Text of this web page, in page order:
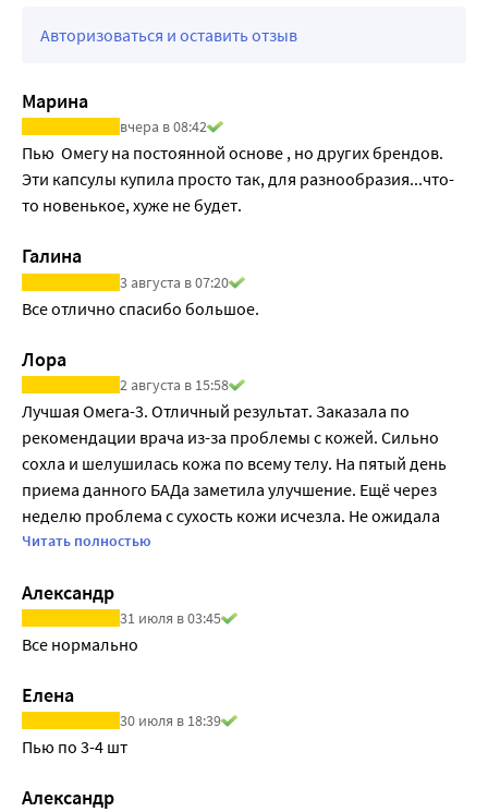
Авторизоваться и оставить отзыв
Марина
вчера в 08:42
Пью  Омегу на постоянной основе , но других брендов.
Эти капсулы купила просто так, для разнообразия...что-
то новенькое, хуже не будет.
Галина
3 августа в 07:20
Все отлично спасибо большое.
Лора
2 августа в 15:58
Лучшая Омега-3. Отличный результат. Заказала по
рекомендации врача из-за проблемы с кожей. Сильно
сохла и шелушилась кожа по всему телу. На пятый день
приема данного БАДа заметила улучшение. Ещё через
неделю проблема с сухость кожи исчезла. Не ожидала
такого быстрого эффекта. Закажу ещё. Принимала
Читать полностью
Александр
31 июля в 03:45
Все нормально
Елена
30 июля в 18:39
Пью по 3-4 шт
Александр